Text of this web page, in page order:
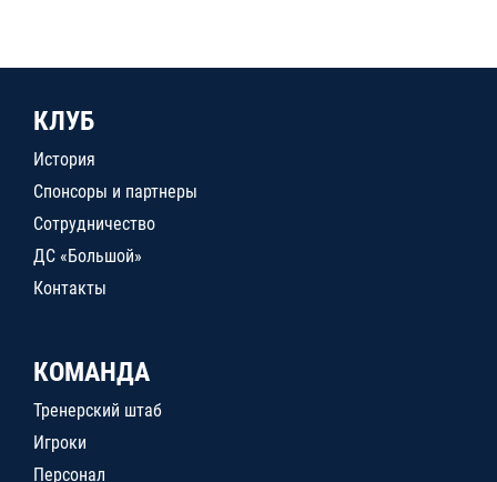
КЛУБ
История
Спонсоры и партнеры
Сотрудничество
ДС «Большой»
Контакты
КОМАНДА
Тренерский штаб
Игроки
Персонал